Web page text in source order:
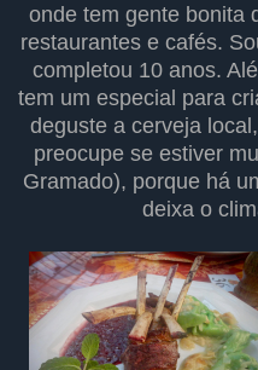
onde tem gente bonita
restaurantes e cafés.
completou 10 anos.
tem um especial para
deguste a cerveja local,
preocupe se estiver
Gramado), porque há
deixa o